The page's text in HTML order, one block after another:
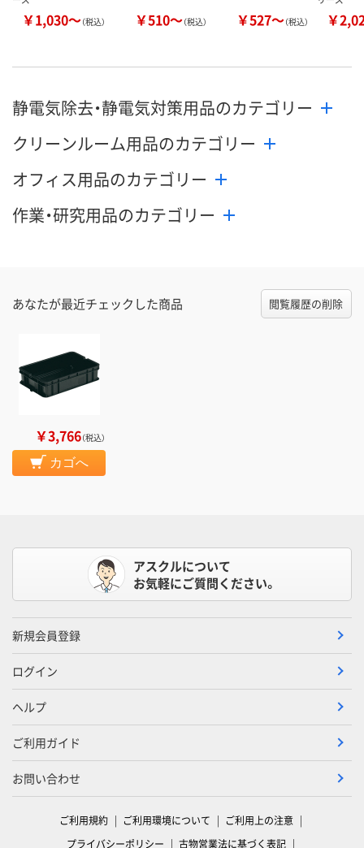
￥1,030～（税込） ￥510～（税込） ￥527～（税込） ￥
静電気除去・静電気対策用品のカテゴリー
クリーンルーム用品のカテゴリー
オフィス用品のカテゴリー
作業・研究用品のカテゴリー
あなたが最近チェックした商品 閲覧履歴の削除
￥3,766（税込）
カゴへ
アスクルについて
お気軽にご質問ください。
新規会員登録
ログイン
ヘルプ
ご利用ガイド
お問い合わせ
ご利用規約 ご利用環境について
ご利用上の注意
プライバシーポリシー
古物営業法に基づく表記